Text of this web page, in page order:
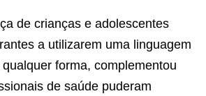
de crianças e adolescentes
a utilizarem uma linguagem
forma, complementou
de saúde puderam